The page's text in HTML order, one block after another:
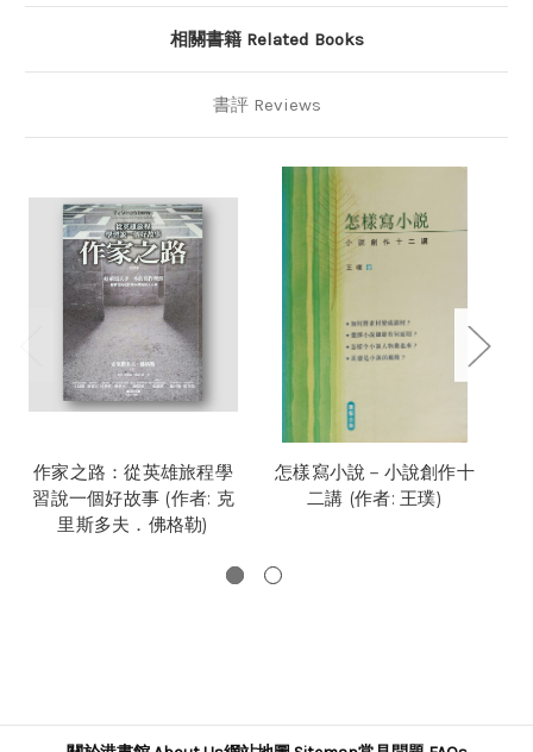
相關書籍 Related Books
書評 Reviews
作家之路：從英雄旅程學
習說一個好故事 (作者: 克
里斯多夫．佛格勒)
怎樣寫小說－小說創作十
二講 (作者: 王璞)